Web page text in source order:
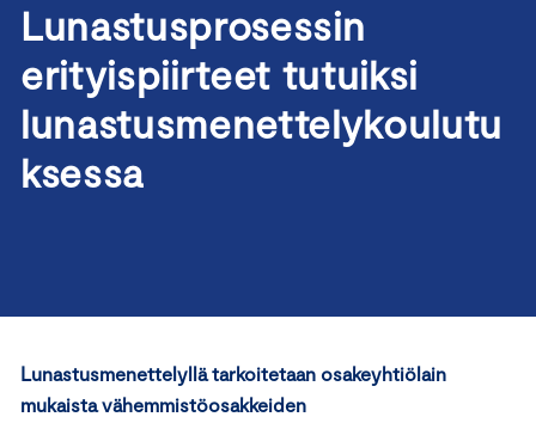
Lunastusprosessin
erityispiirteet tutuiksi
lunastusmenettelykoulutu
ksessa
Lunastusmenettelyllä tarkoitetaan osakeyhtiölain
mukaista vähemmistöosakkeiden